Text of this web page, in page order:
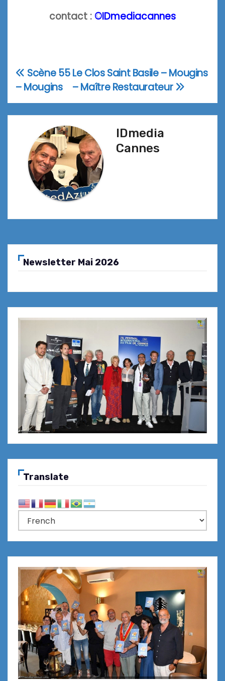
contact : ©IDmediacannes
Navigation
de
l’article
Le Clos Saint Basile – Mougins
– Maître Restaurateur
Scène 55
– Mougins
IDmedia
Cannes
Newsletter Mai 2026
Translate